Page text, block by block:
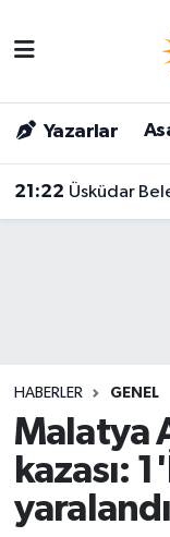
Yazarlar
21:22 Üsküdar
HABERLER GENEL
Malatya
kazası:
yaralandı
Bilim &
Dünya
Magazin
Siyaset
Spor
Malatya
Malatya
Malatya
Son Dakika
Haber Arşivi